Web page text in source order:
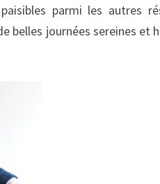
parmi les autres
belles journées sereines et